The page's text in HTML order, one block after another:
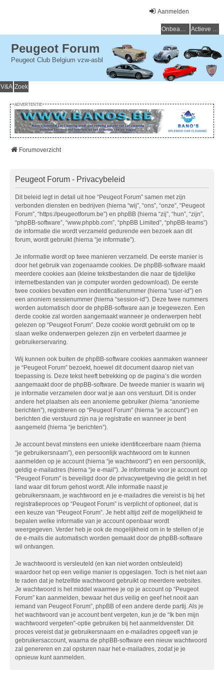
Aanmelden
Onbeantwoorde onderwerpen Actieve onderwerpen
Peugeot Forum
Peugeot Club Belgium vzw-asbl
V&A Zoek
ADVERTENTIE
Forumoverzicht
Peugeot Forum - Privacybeleid
Dit beleid legt in detail uit hoe “Peugeot Forum” samen met zijn
verbonden diensten en bedrijven (hierna “wij”, “ons”, “onze”, “Peugeot
Forum”, “https://peugeotforum.be”) en phpBB (hierna “zij”, “hun”, “zijn”,
“phpBB-software”, “www.phpbb.com”, “phpBB Limited”, “phpBB-teams”)
de informatie die wordt verzameld gedurende een bezoek aan dit
forum, wordt gebruikt (hierna “je informatie”).
Je informatie wordt op twee manieren verzameld. De eerste manier is
door het gebruik van zogenaamde cookies. De phpBB-software maakt
meerdere cookies aan (kleine tekstbestanden die naar de tijdelijke
internetbestanden van je computer worden gedownload). De eerste
twee cookies bevatten een indentificatienummer (hierna “user-id”) en
een anoniem sessienummer (hierna “session-id”). Deze twee nummers
worden automatisch door de phpBB-software aan je toegewezen. Een
derde cookie zal worden aangemaakt wanneer je onderwerpen hebt
gelezen op “Peugeot Forum”. Deze cookie wordt gebruikt om op te
slaan welke onderwerpen gelezen zijn en verbetert daarmee je
gebruikerservaring.
Wij kunnen ook buiten de phpBB-software cookies aanmaken wanneer
je “Peugeot Forum” bezoekt, hoewel dit document daarop niet van
toepassing is. Deze tekst heeft betrekking op de pagina’s die worden
aangemaakt door de phpBB-software. De tweede manier is waarin wij
je informatie verzamelen door wat je aan ons verstuurt. Dit is onder
andere het plaatsen als een anonieme gebruiker (hierna “anonieme
berichten”), registreren op “Peugeot Forum” (hierna “je account”) en
berichten die verstuurd zijn na je registratie en wanneer je bent
aangemeld (hierna “je berichten”).
Je account bevat minstens een unieke identificeerbare naam (hierna
“je gebruikersnaam”), een persoonlijk wachtwoord om te kunnen
aanmelden op je account (hierna “je wachtwoord”) en een persoonlijk,
geldig e-mailadres (hierna “je e-mail”). Je informatie voor je account op
“Peugeot Forum” is beveiligd door de privacywetgeving die geldt in het
land waar dit forum gehost wordt. Alle informatie naast je
gebruikersnaam, je wachtwoord en je e-mailadres die vereist is bij het
registratieproces op “Peugeot Forum” is verplicht of optioneel, dat is
een keuze van “Peugeot Forum”. Je hebt altijd zelf de mogelijkheid te
bepalen welke informatie van je account openbaar wordt
weergegeven. Verder heb je ook de mogelijkheid om in te stellen of je
de e-mails die automatisch worden gemaakt door de phpBB-software
wil ontvangen.
Je wachtwoord is versleuteld (en kan niet worden ontsleuteld)
waardoor het op een veilige manier is opgeslagen. Toch is het niet aan
te raden dat je hetzelfde wachtwoord gebruikt op meerdere websites.
Je wachtwoord is het middel waarmee je op je account op “Peugeot
Forum” kan aanmelden, bewaar het dus veilig en geef het nooit aan
iemand van Peugeot Forum”, phpBB of een andere derde partij. Als je
het wachtwoord van je account bent vergeten, kun je de “Ik ben mijn
wachtwoord vergeten”-optie gebruiken bij het aanmeldvenster. Dit
proces vereist dat je gebruikersnaam en e-mailadres opgeeft van je
gebruikersaccount, waarna de phpBB-software een nieuw wachtwoord
zal genereren en zal opsturen naar het e-mailadres, zodat je je
opnieuw kunt aanmelden.